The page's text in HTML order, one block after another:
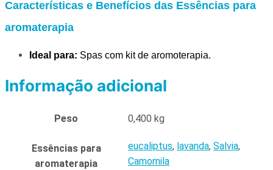
Características e Benefícios das Essências para
aromaterapia
Ideal para: Spas com kit de aromoterapia.
Informação adicional
Peso 0,400 kg
Essências para
aromaterapia
eucaliptus, lavanda, Salvia,
Camomila